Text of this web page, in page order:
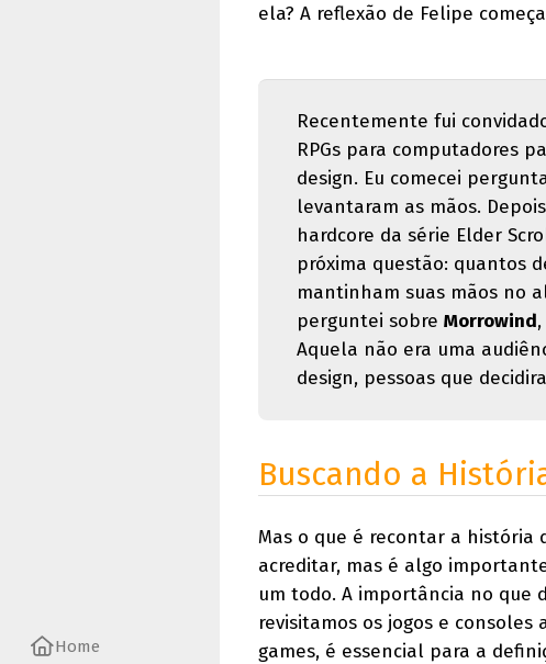
Home
ela? A reflexão de Felipe
Recentemente fui
RPGs para computadores
design. Eu comecei
levantaram as mãos.
hardcore da série Elder
próxima questão: quantos
mantinham suas mãos no
perguntei sobre Morrowind
Aquela não era uma
design, pessoas que
Buscando a
Mas o que é recontar a história
acreditar, mas é algo
um todo. A importância no que
revisitamos os jogos e consoles
games, é essencial para a